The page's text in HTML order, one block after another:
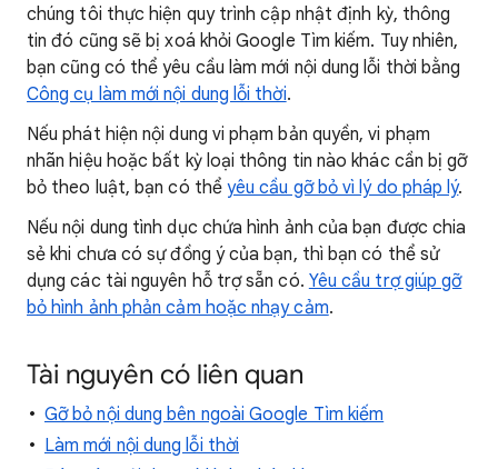
chúng tôi thực hiện quy trình cập nhật định kỳ, thông
tin đó cũng sẽ bị xoá khỏi Google Tìm kiếm. Tuy nhiên,
bạn cũng có thể yêu cầu làm mới nội dung lỗi thời bằng
Công cụ làm mới nội dung lỗi thời.
Nếu phát hiện nội dung vi phạm bản quyền, vi phạm
nhãn hiệu hoặc bất kỳ loại thông tin nào khác cần bị gỡ
bỏ theo luật, bạn có thểyêu cầu gỡ bỏ vì lý do pháp lý.
Nếu nội dung tình dục chứa hình ảnh của bạn được chia
sẻ khi chưa có sự đồng ý của bạn, thì bạn có thể sử
dụng các tài nguyên hỗ trợ sẵn có. Yêu cầu trợ giúp gỡ
bỏ hình ảnh phản cảm hoặc nhạy cảm.
Tài nguyên có liên quan
Gỡ bỏ nội dung bên ngoài Google Tìm kiếm
Làm mới nội dung lỗi thời